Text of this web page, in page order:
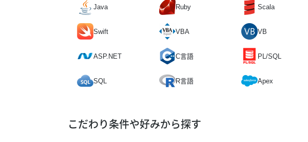
Java Ruby Scala
Swift VBA VB
ASP.NET C言語 PL/SQL
SQL R言語 Apex
こだわり条件や好みから探す